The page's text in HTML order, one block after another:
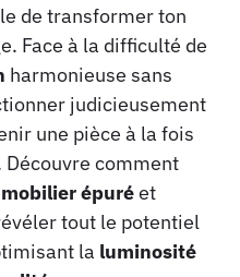
de transformer ton
Face à la difficulté de
harmonieuse sans
judicieusement
une pièce à la fois
Découvre comment
mobilier épuréet
tout le potentiel
la luminosité